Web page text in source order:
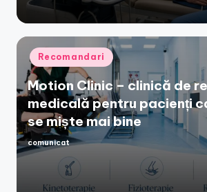
Posted
in
Recomandari
Motion Clinic – clinică de
medicală pentru pacienți
se miște mai bine
Posted
by
comunicat